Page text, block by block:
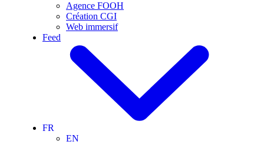
Agence FOOH
Création CGI
Web immersif
Feed
FR
EN